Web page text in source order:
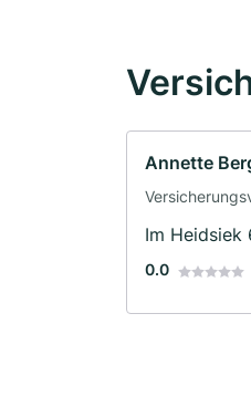
Annette
Im
0.0